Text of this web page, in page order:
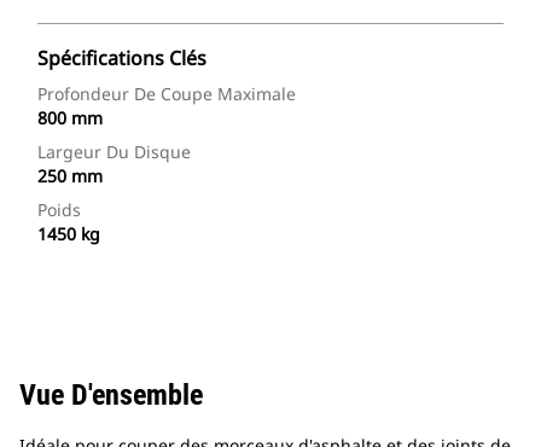
Spécifications Clés
Profondeur De Coupe Maximale
800 mm
Largeur Du Disque
250 mm
Poids
1450 kg
Vue D'ensemble